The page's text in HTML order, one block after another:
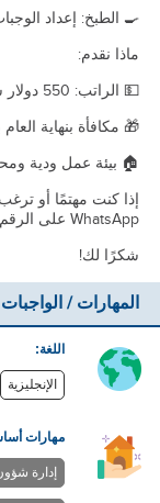
🍳 الطبخ: إعداد
ماذا نقدم:
💵 الراتب: 550 دولار سنغافوري شهريًا
🎁 مكافأة بنهاية العام
🏠 بيئة عمل ودية
إذا كنت مهتمًا أو
WhatsApp على الرقم 91272581.
شكرًا لك!
المهارات /
اللغة:
الإنجليزية
مهارات
إدارة